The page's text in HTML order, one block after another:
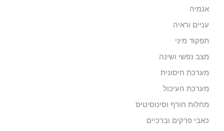
אנמיה
עניים וראיה
תפקוד מיני
מצב נפשי ושינה
מערכת חיסונית
מערכת העיכול
מחלות חורף וסינוסיטיס
כאבי פרקים וברכיים